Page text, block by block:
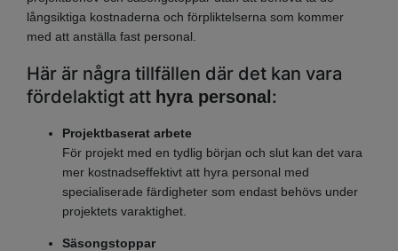
långsiktiga kostnaderna och förpliktelserna som kommer
med att anställa fast personal.
Här är några tillfällen där det kan vara
fördelaktigt att hyra personal:
Projektbaserat arbete
För projekt med en tydlig början och slut kan det vara
mer kostnadseffektivt att hyra personal med
specialiserade färdigheter som endast behövs under
projektets varaktighet.
Säsongstoppar